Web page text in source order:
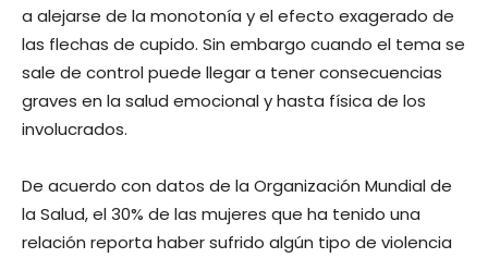
a alejarse de la monotonía y el efecto exagerado de
las flechas de cupido. Sin embargo cuando el tema se
sale de control puede llegar a tener consecuencias
graves en la salud emocional y hasta física de los
involucrados.
De acuerdo con datos de la Organización Mundial de
la Salud, el 30% de las mujeres que ha tenido una
relación reporta haber sufrido algún tipo de violencia